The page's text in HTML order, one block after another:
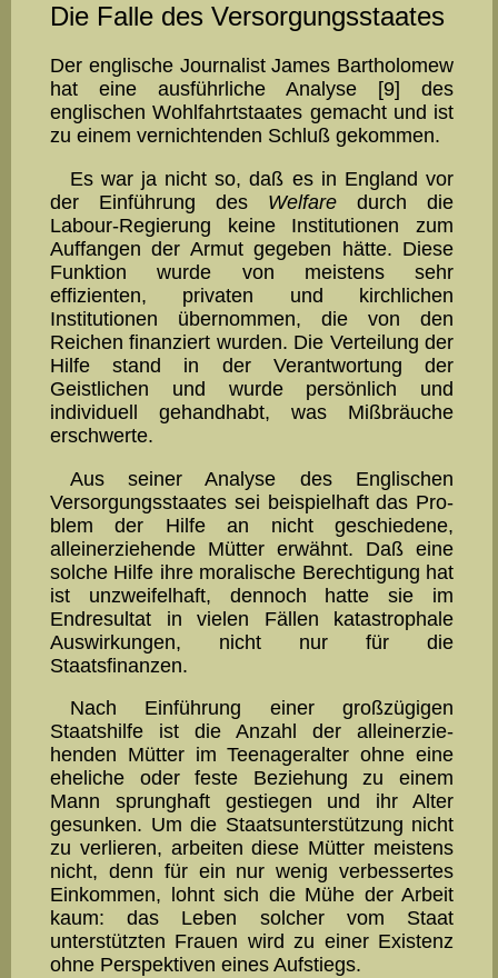
Die Falle des Versorgungsstaates
Der englische Journalist James Bartholomew
hat eine ausführli­che Analyse [9] des
englischen Wohlfahrtstaates gemacht und ist
zu ei­nem vernichtenden Schluß gekommen.
Es war ja nicht so, daß es in England vor
der Einführung des Welfare durch die
Labour-Regierung keine Institutionen zum
Auf­fangen der Armut gegeben hätte. Diese
Funktion wurde von mei­stens sehr
effizienten, privaten und kirchlichen
Institutionen über­nommen, die von den
Reichen finanziert wurden. Die Ver­tei­lung der
Hilfe stand in der Verantwortung der
Geistlichen und wurde per­sön­lich und
individuell gehandhabt, was Mißbräuche
erschwer­te.
Aus seiner Analyse des Englischen
Versorgungsstaates sei bei­spielhaft das Pro­
blem der Hilfe an nicht geschiedene,
alleinerzie­hende Mütter erwähnt. Daß eine
solche Hilfe ihre moralische Be­rechtigung hat
ist unzweifelhaft, dennoch hatte sie im
Endresultat in vielen Fällen katastrophale
Auswirkungen, nicht nur für die
Staatsfinanzen.
Nach Einführung einer großzügigen
Staatshilfe ist die Anzahl der allein­erzie­
henden Mütter im Teenageralter ohne eine
eheliche oder feste Beziehung zu einem
Mann sprunghaft gestiegen und ihr Alter
gesunken. Um die Staats­unter­stützung nicht
zu verlieren, ar­beiten diese Mütter meistens
nicht, denn für ein nur wenig verbes­sertes
Einkommen, lohnt sich die Mühe der Arbeit
kaum: das Le­ben solcher vom Staat
unterstützten Frauen wird zu einer Existenz
ohne Per­spek­tiven eines Aufstiegs.